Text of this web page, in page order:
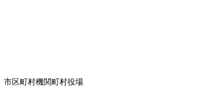
市区町村機関町村役場